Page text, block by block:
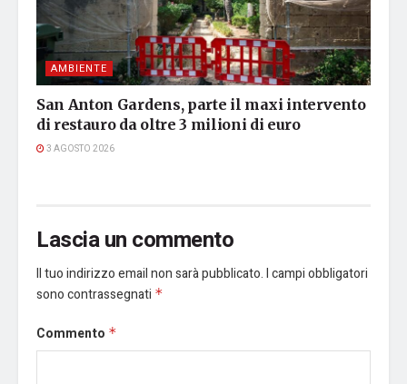
AMBIENTE
San Anton Gardens, parte il maxi intervento
di restauro da oltre 3 milioni di euro
3 AGOSTO 2026
Lascia un commento
Il tuo indirizzo email non sarà pubblicato.I campi obbligatori
sono contrassegnati *
Commento *